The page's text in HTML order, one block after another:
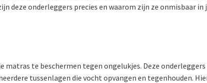
deze onderleggers precies en waarom zijn ze onmisbaar in
te beschermen tegen ongelukjes. Deze onderleggers
tussenlagen die vocht opvangen en tegenhouden.